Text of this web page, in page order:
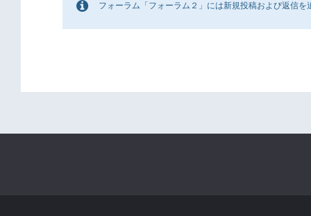
フォーラム「フォーラム２」には新規投稿および返信を